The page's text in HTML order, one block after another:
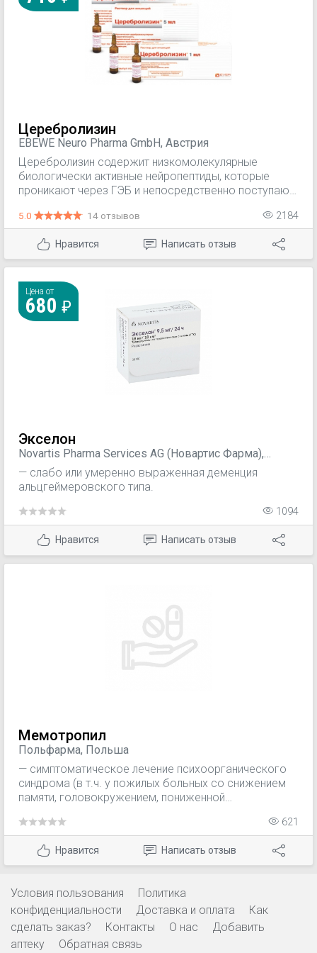
Церебролизин
EBEWE Neuro Pharma GmbH, Австрия
Церебролизин содержит низкомолекулярные
биологически активные нейропептиды, которые
проникают через ГЭБ и непосредственно поступают
органоспецифическим мультимодальным действием
на головной мозг, т.е. обеспечивает
метаболическую регуляцию, нейропротекцию,
функциональную нейромодуляцию и
5.0 14 отзывов 2184
Нравится Написать отзыв
Цена от
680
Экселон
Novartis Pharma Services AG (Новартис Фарма),
Швейцария
— слабо или умеренно выраженная деменция
альцгеймеровского типа.
1094
Нравится Написать отзыв
Мемотропил
Польфарма, Польша
— симптоматическое лечение психоорганического
синдрома (в т.ч. у пожилых больных со снижением
памяти, головокружением, пониженной
изменением настроения, расстройством поведения,
нарушением походки, а также у пациентов с
болезнью Альцгеймера и сенильной деменцией
альцгеймеровского типа); — последствия
нарушения эмоциональной сферы, снижение
двигательной и психической активности; — для
лечения психоорганического и абстинентного
синдромов при хроническом алкоголизме; — период
621
Нравится Написать отзыв
Условия пользования
Политика
конфиденциальности
Доставка и оплата
Как
сделать заказ?
Контакты О нас
Добавить
аптеку
Обратная связь